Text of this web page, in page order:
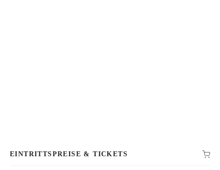
EINTRITTSPREISE & TICKETS